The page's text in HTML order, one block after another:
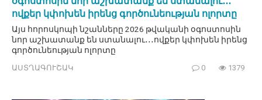
ովքեր կփոխեն իրենց գործունեության ոլորտը
Այս հորոսկոպի նշանները 2026 թվականի օգոստոսին
նոր աշխատանք են ստանալու․․․ովքեր կփոխեն իրենց
գործունեության ոլորտը
ԱՍՏՂԱԳՈՒՇԱԿ 0 1379